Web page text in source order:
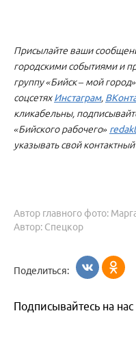
Присылайте ваши
городскими событиями и
группу «Бийск – мой
соцсетяхИнстаграм,
кликабельны,
«Бийского рабочего»
указывать свой
Автор: Спецкор
Автор главного фото:
Поделиться:
Подписывайтесь на нас